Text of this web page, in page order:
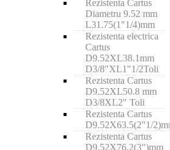
Rezistenta Cartus
Diametru 9.52 mm
L31.75(1"1/4)mm
Rezistenta electrica
Cartus
D9.52XL38.1mm
D3/8"XL1"1/2Toli
Rezistenta Cartus
D9.52XL50.8 mm
D3/8XL2" Toli
Rezistenta Cartus
D9.52X63.5(2"1/
Rezistenta Cartus
D9.52X76.2(3")mm